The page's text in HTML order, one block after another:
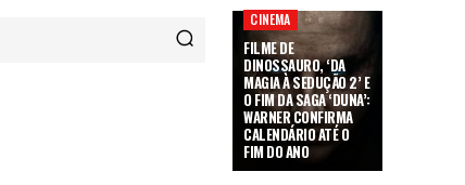
CINEMA
FILME DE
DINOSSAURO, ‘DA
MAGIA À SEDUÇÃO 2’ E
O FIM DA SAGA ‘DUNA’:
WARNER CONFIRMA
CALENDÁRIO ATÉ O
FIM DO ANO